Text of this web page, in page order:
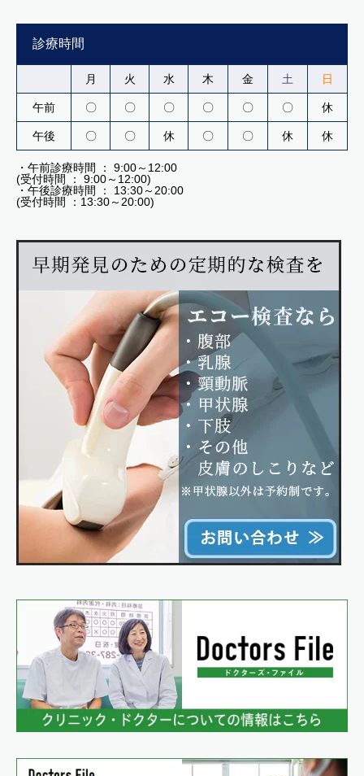
診療時間
月 火 水 木 金 土 日
午前 〇 〇 〇 〇 〇 〇 休
午後 〇 〇 休 〇 〇 休 休
・午前診療時間 ： 9:00～12:00
(受付時間 ： 9:00～12:00)
・午後診療時間 ： 13:30～20:00
(受付時間 ：13:30～20:00)